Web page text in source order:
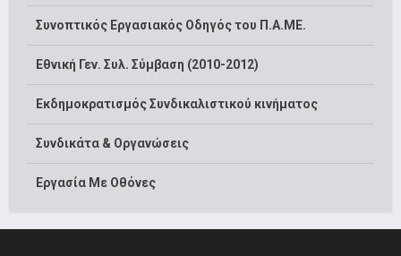
Συνοπτικός Εργασιακός Οδηγός του Π.Α.ΜΕ.
Εθνική Γεν. Συλ. Σύμβαση (2010-2012)
Εκδημοκρατισμός Συνδικαλιστικού κινήματος
Συνδικάτα & Οργανώσεις
Εργασία Με Οθόνες